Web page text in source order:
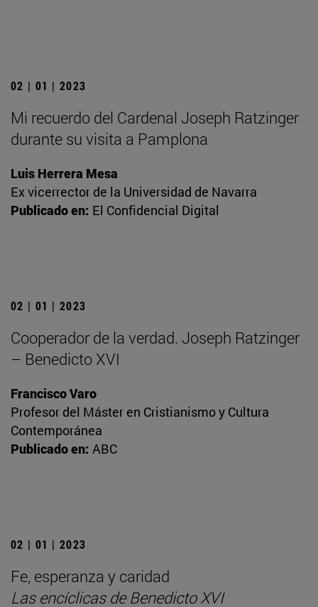
02 | 01 | 2023
Mi recuerdo del Cardenal Joseph Ratzinger
durante su visita a Pamplona
Luis Herrera Mesa
Ex vicerrector de la Universidad de Navarra
Publicado en: El Confidencial Digital
02 | 01 | 2023
Cooperador de la verdad. Joseph Ratzinger
– Benedicto XVI
Francisco Varo
Profesor del Máster en Cristianismo y Cultura
Contemporánea
Publicado en: ABC
02 | 01 | 2023
Fe, esperanza y caridad
Las encíclicas de Benedicto XVI